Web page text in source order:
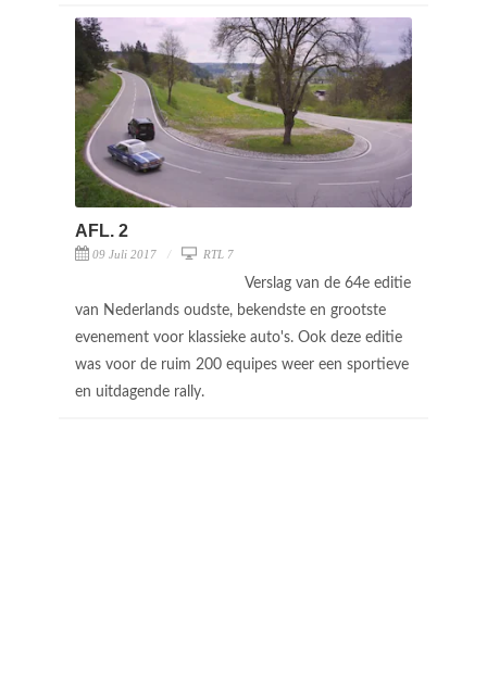
AFL. 2
09 Juli 2017 RTL 7
Verslag van de 64e editie
van Nederlands oudste, bekendste en grootste
evenement voor klassieke auto's. Ook deze editie
was voor de ruim 200 equipes weer een sportieve
en uitdagende rally.